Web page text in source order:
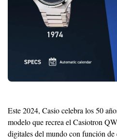
Este 2024, Casio celebra los 50
modelo que recrea el Casiotron
digitales del mundo con función